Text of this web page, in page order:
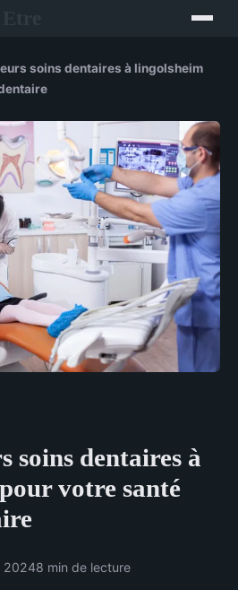
soins dentaires à lingolsheim
soins dentaires à
votre santé
20248 min de lecture